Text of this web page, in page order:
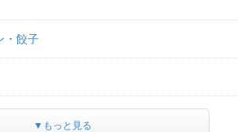
・餃子
▼もっと見る